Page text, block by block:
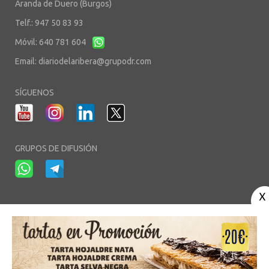
Aranda de Duero (Burgos)
Telf.: 947 50 83 93
Móvil: 640 781 604
Email: diariodelaribera@grupodr.com
SÍGUENOS
GRUPOS DE DIFUSIÓN
Aviso Legal-Política de Privacidad-Política de Cookies-Área privada